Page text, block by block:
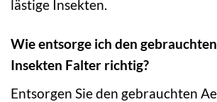
lästige Insekten.
Wie entsorge ich den
Insekten Falter richtig?
Entsorgen Sie den gebrauchten